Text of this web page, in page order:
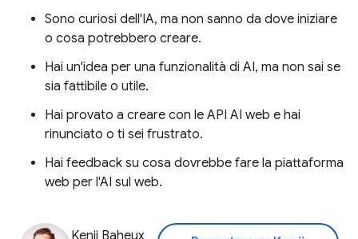
Sono curiosi dell'IA, ma non sanno da dove iniziare
o cosa potrebbero creare.
Hai un'idea per una funzionalità di AI, ma non sai se
sia fattibile o utile.
Hai provato a creare con le API AI web e hai
rinunciato o ti sei frustrato.
Hai feedback su cosa dovrebbe fare la piattaforma
web per l'AI sul web.
Kenji Baheux